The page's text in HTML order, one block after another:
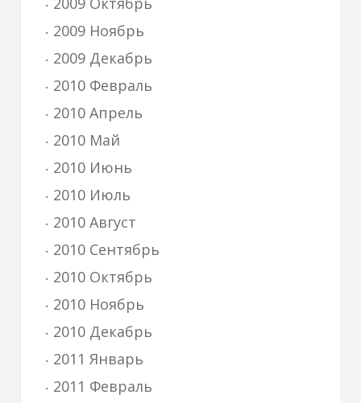
2009 Ноябрь
2009 Декабрь
2010 Февраль
2010 Апрель
2010 Май
2010 Июнь
2010 Июль
2010 Август
2010 Сентябрь
2010 Октябрь
2010 Ноябрь
2010 Декабрь
2011 Январь
2011 Февраль